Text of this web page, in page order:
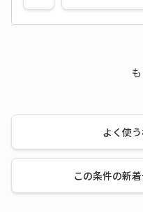
よく使
この条件の新